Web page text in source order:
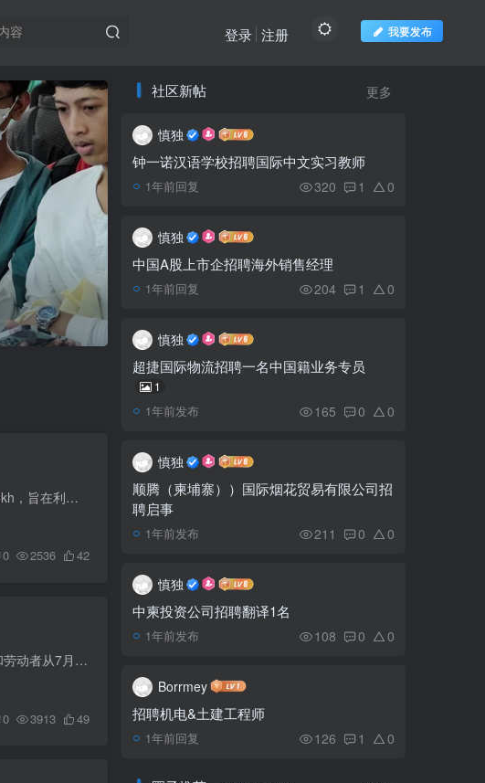
我要发布
登录 注册
柬埔寨邮电部和数字政府委员会最近开发了一个先进的文件验证平台，verify.gov.kh，旨在利用区块链技术确保政府文件的真实性和有效性。该平台允许用户通过扫描文件上的标准二维码，快速验证文件...
0 2536 42
距离7月23日大选还有一个多月的时间，柬埔寨政府决定允许全国工人、公务员和劳动者从7月22日至24日放假三天，以参加投票选举柬埔寨第七届国会议员。据柬埔寨经济特区网获悉，在2023年6月3日发布...
0 3913 49
推荐阅读
1 柬埔寨全国3.8万名囚
犯，一半以上囚犯与毒品有
关
柬埔寨ABA银行传闻
实居省Okoki瀑布，有吸
4
洪森宣布向全国人民开放
来金边免费接种辉瑞疫苗
第二
社区新帖 更多
慎独
钟一诺汉语学校招聘国际中文实习教师
1年前回复 320 1 0
慎独
中国A股上市企招聘海外销售经理
1年前回复 204 1 0
慎独
超捷国际物流招聘一名中国籍业务专员
1
1年前发布 165 0 0
慎独
顺腾（柬埔寨））国际烟花贸易有限公司招
聘启事
1年前发布 211 0 0
慎独
中柬投资公司招聘翻译1名
1年前发布 108 0 0
Borrmey
招聘机电&土建工程师
1年前回复 126 1 0